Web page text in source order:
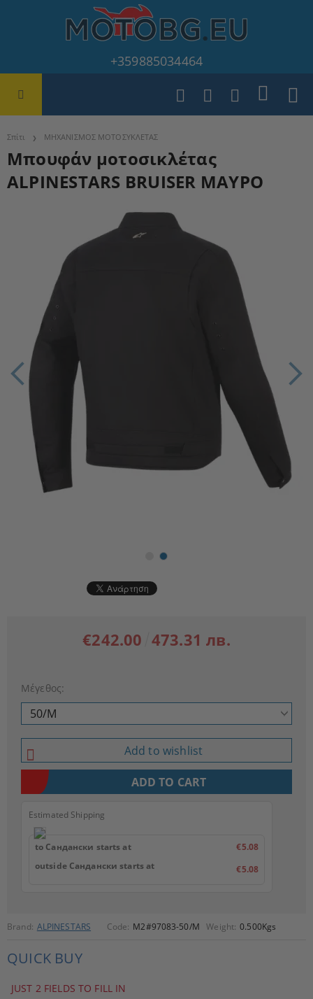
+359885034464
Σπίτι ΜΗΧΑΝΙΣΜΟΣ ΜΟΤΟΣΥΚΛΕΤΑΣ
Μπουφάν μοτοσικλέτας
ALPINESTARS BRUISER ΜΑΥΡΟ
Brand: ALPINESTARS Code: M2#97083-50/M Weight: 0.500Kgs
QUICK BUY
JUST 2 FIELDS TO FILL IN
€242.00 473.31 лв.
Μέγεθος:
Add to wishlist
Estimated Shipping
to Сандански starts at
€5.08
outside Сандански starts at
€5.08